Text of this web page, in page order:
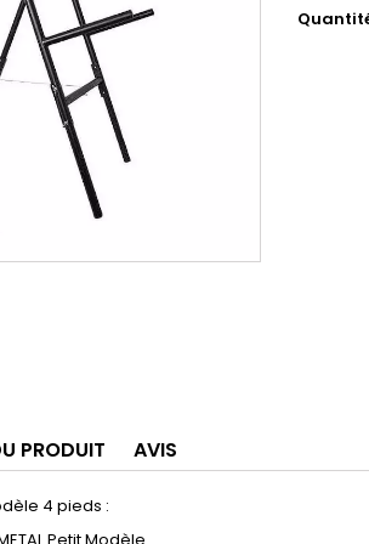
PRODUIT AVIS
4 pieds :